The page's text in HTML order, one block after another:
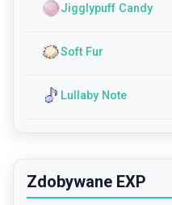
Jigglypuff Candy
Soft Fur
Lullaby Note
Zdobywane EXP